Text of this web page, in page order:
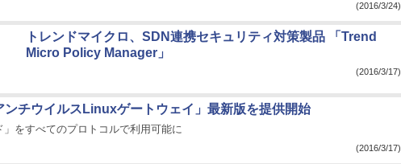
(2016/3/24)
トレンドマイクロ、SDN連携セキュリティ対策製品 「Trend
Micro Policy Manager」
(2016/3/17)
ンチウイルスLinuxゲートウェイ」最新版を提供開始
」をすべてのプロトコルで利用可能に
(2016/3/17)